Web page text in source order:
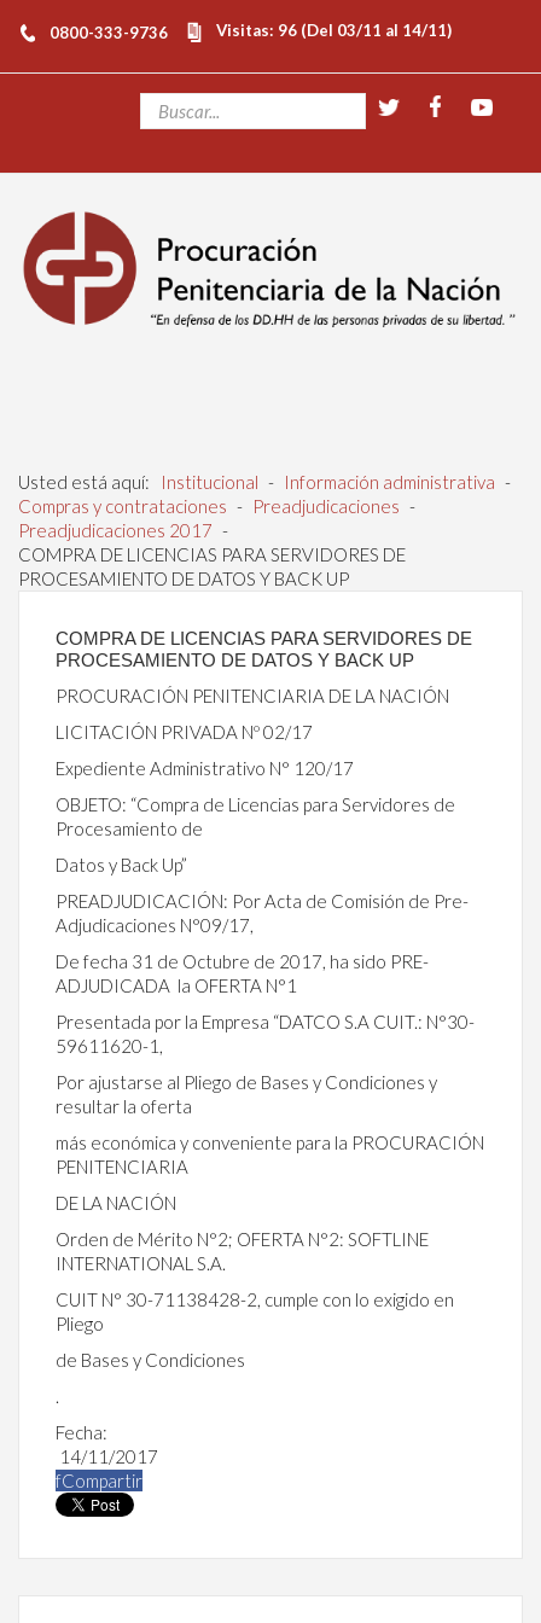
0800-333-9736 Visitas: 96 (Del 03/11 al 14/11)
Usted está aquí: Institucional - Información administrativa -
Compras y contrataciones - Preadjudicaciones -
Preadjudicaciones 2017 -
COMPRA DE LICENCIAS PARA SERVIDORES DE
PROCESAMIENTO DE DATOS Y BACK UP
COMPRA DE LICENCIAS PARA SERVIDORES DE
PROCESAMIENTO DE DATOS Y BACK UP
PROCURACIÓN PENITENCIARIA DE LA NACIÓN
LICITACIÓN PRIVADA Nº 02/17
Expediente Administrativo N° 120/17
OBJETO: “Compra de Licencias para Servidores de
Procesamiento de
Datos y Back Up”
PREADJUDICACIÓN: Por Acta de Comisión de Pre-
Adjudicaciones N°09/17,
De fecha 31 de Octubre de 2017, ha sido PRE-
ADJUDICADA la OFERTA N°1
Presentada por la Empresa “DATCO S.A CUIT.: N°30-
59611620-1,
Por ajustarse al Pliego de Bases y Condiciones y
resultar la oferta
más económica y conveniente para la PROCURACIÓN
PENITENCIARIA
DE LA NACIÓN
Orden de Mérito N°2; OFERTA N°2: SOFTLINE
INTERNATIONAL S.A.
CUIT N° 30-71138428-2, cumple con lo exigido en
Pliego
de Bases y Condiciones
.
Fecha:
14/11/2017
fCompartir